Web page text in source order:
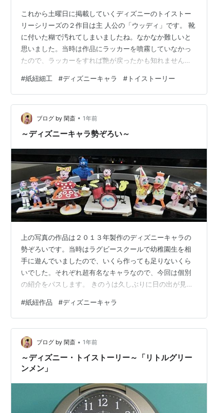
これから土曜日に掲載していくディズニーのトイストー
リーシリーズの２作目は主 人公の「ウッディ」です。 靴
に付いた糊で汚れてしまいましたね。なかなか難しいと
思いました。当時は作品にラッカーを噴霧していなかっ
たので、ラッカーをすれば艶が戻ったかも知れません。
のうの朝の風景です。もう少しで太陽が見えるようにな
りますね。富士山も夏型、うっすらでした。 きのうの朝
は忙しくて、ラクこぎサイクル・２０分は朝ドラを観な
がらでした。 朝ドラが終わって8時前に外歩きに、いつ
もの５千歩コースを行き、コンビニで妻に頼まれたもの
#紙紐細工 #ディズニーキャラ # トイストーリー
ブログ by 閑斎 • 1年前
～ディズニーキャラ勢ぞろい～
上の写真の作品は２０１３年製作のディズニーキャラの
勢ぞろいです。当時はラグビースクールで幼稚園生を相
手に遊んでいましたので、いくら作っても足りないくら
いでした。それぞれ超有名なキャラなので、今回は個別
の紹介をパスします。 きのうは久しぶりに日の出が見
湧いて見えなくなりました。 きのうも朝メシ前にラクこ
ぎサイクルを２０分やりました。気温が上がる前にと朝
ドラの後に外歩きに出ましたが汗一杯になり、往復、
４，７６６歩でした。帰って汗一杯が収まってから、妻
の買い物の付き添いに。 昼食後、 'Pint-Up' でストレッ
チをして３Fのダイソーでマジックのネ…
#紙紐作品 #ディズニーキャラ
ブログ by 閑斎 • 1年前
～ディズニー・トイストーリー～「リトルグリー
ンメン」